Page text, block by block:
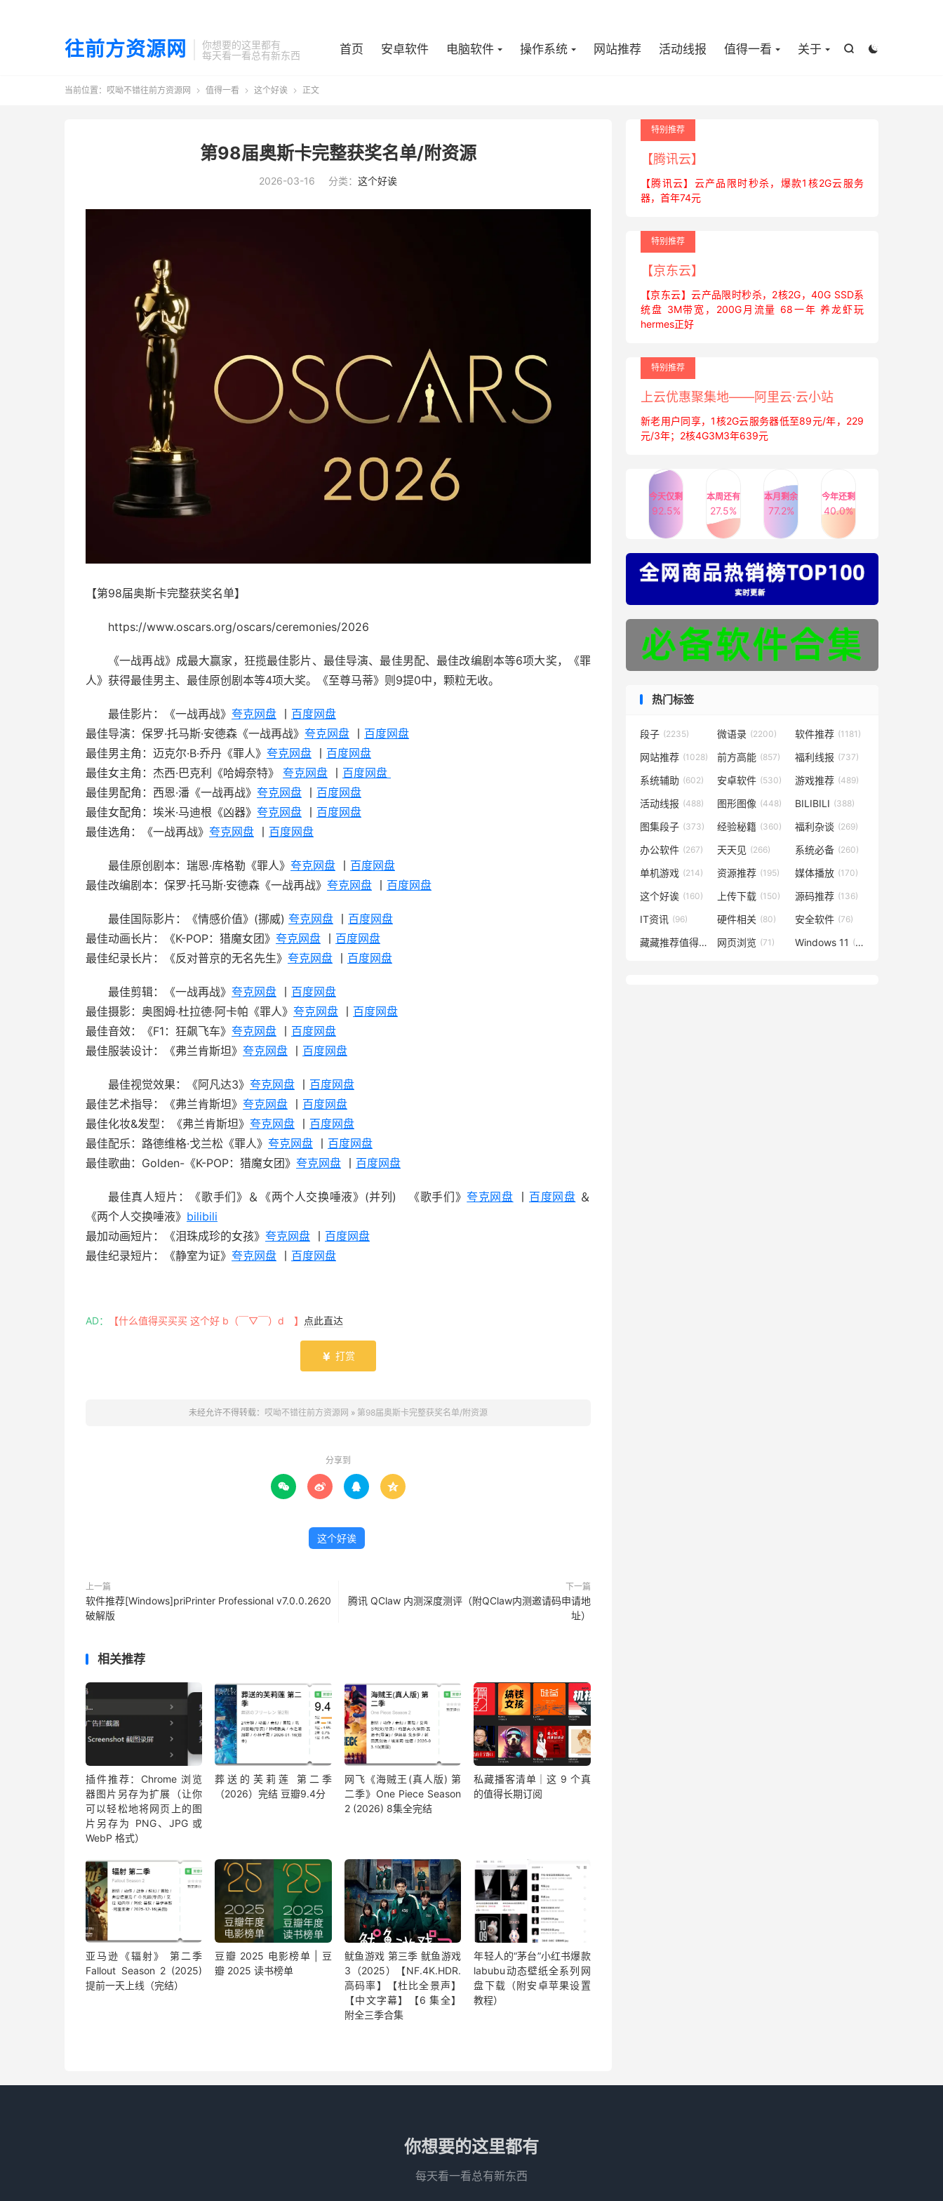
往前方资源网
你想要的这里都有
每天看一看总有新东西


首页 安卓软件 电脑软件 操作系统 网站推荐 活动线报 值得一看 关于
当前位置： 哎呦不错往前方资源网  值得一看  这个好诶  正文
第98届奥斯卡完整获奖名单/附资源
2026-03-16 分类： 这个好诶
【第98届奥斯卡完整获奖名单】
https://www.oscars.org/oscars/ceremonies/2026
《一战再战》成最大赢家，狂揽最佳影片、最佳导演、最佳男配、最佳改编剧本等6项大奖，《罪
人》获得最佳男主、最佳原创剧本等4项大奖。《至尊马蒂》则9提0中，颗粒无收。
最佳影片：《一战再战》 夸克网盘 丨 百度网盘
最佳导演：保罗·托马斯·安德森《一战再战》 夸克网盘 丨 百度网盘
最佳男主角：迈克尔·B·乔丹《罪人》 夸克网盘 丨 百度网盘
最佳女主角：杰西·巴克利《哈姆奈特》 夸克网盘 丨 百度网盘
最佳男配角：西恩·潘《一战再战》 夸克网盘 丨 百度网盘
最佳女配角：埃米·马迪根《凶器》 夸克网盘 丨 百度网盘
最佳选角：《一战再战》 夸克网盘 丨 百度网盘
最佳原创剧本：瑞恩·库格勒《罪人》 夸克网盘 丨 百度网盘
最佳改编剧本：保罗·托马斯·安德森《一战再战》 夸克网盘 丨 百度网盘
最佳国际影片：《情感价值》(挪威) 夸克网盘 丨 百度网盘
最佳动画长片：《K-POP：猎魔女团》 夸克网盘 丨 百度网盘
最佳纪录长片：《反对普京的无名先生》 夸克网盘 丨 百度网盘
最佳剪辑：《一战再战》 夸克网盘 丨 百度网盘
最佳摄影：奥图姆·杜拉德·阿卡帕《罪人》 夸克网盘 丨 百度网盘
最佳音效：《F1：狂飙飞车》 夸克网盘 丨 百度网盘
最佳服装设计：《弗兰肯斯坦》 夸克网盘 丨 百度网盘
最佳视觉效果：《阿凡达3》 夸克网盘 丨 百度网盘
最佳艺术指导：《弗兰肯斯坦》 夸克网盘 丨 百度网盘
最佳化妆&发型：《弗兰肯斯坦》 夸克网盘 丨 百度网盘
最佳配乐：路德维格·戈兰松《罪人》 夸克网盘 丨 百度网盘
最佳歌曲：Golden-《K-POP：猎魔女团》 夸克网盘 丨 百度网盘
最佳真人短片：《歌手们》＆《两个人交换唾液》(并列) 《歌手们》夸克网盘 丨 百度网盘 ＆
《两个人交换唾液》 bilibili
最加动画短片：《泪珠成珍的女孩》 夸克网盘 丨 百度网盘
最佳纪录短片：《静室为证》 夸克网盘 丨 百度网盘
AD： 【什么值得买买买 这个好 b（￣▽￣）d 】 点此直达
 打赏
未经允许不得转载： 哎呦不错往前方资源网 » 第98届奥斯卡完整获奖名单/附资源
分享到
   
这个好诶
上一篇
软件推荐[Windows]priPrinter Professional v7.0.0.2620
破解版
下一篇
腾讯 QClaw 内测深度测评（附QClaw内测邀请码申请地
址）
相关推荐
插件推荐：Chrome 浏览
器图片另存为扩展（让你
可以轻松地将网页上的图
片另存为 PNG、JPG 或
WebP 格式）
葬送的芙莉莲 第二季
（2026）完结 豆瓣9.4分
网飞《海贼王(真人版) 第
二季》One Piece Season
2 (2026) 8集全完结
私藏播客清单｜这 9 个真
的值得长期订阅
亚马逊《辐射》 第二季
Fallout Season 2 (2025)
提前一天上线（完结）
豆瓣 2025 电影榜单 | 豆
瓣 2025 读书榜单
鱿鱼游戏 第三季 鱿鱼游戏
3（2025）【NF.4K.HDR.
高码率】【杜比全景声】
【中文字幕】【6 集全】
附全三季合集
年轻人的“茅台”小红书爆款
labubu动态壁纸全系列网
盘下载（附安卓苹果设置
教程）
特别推荐
【腾讯云】
【腾讯云】云产品限时秒杀，爆款1核2G云服务
器，首年74元
特别推荐
【京东云】
【京东云】云产品限时秒杀，2核2G，40G SSD系
统盘 3M带宽，200G月流量 68一年 养龙虾玩
hermes正好
特别推荐
上云优惠聚集地——阿里云·云小站
新老用户同享，1核2G云服务器低至89元/年，229
元/3年；2核4G3M3年639元
今天仅剩
92.5%
本周还有
27.5%
本月剩余
77.2%
今年还剩
40.0%
热门标签
段子 (2235) 微语录 (2200) 软件推荐 (1181)
网站推荐 (1028) 前方高能 (857) 福利线报 (737)
系统辅助 (602) 安卓软件 (530) 游戏推荐 (489)
活动线报 (488) 图形图像 (448) BILIBILI (388)
图集段子 (373) 经验秘籍 (360) 福利杂谈 (269)
办公软件 (267) 天天见 (266) 系统必备 (260)
单机游戏 (214) 资源推荐 (195) 媒体播放 (170)
这个好诶 (160) 上传下载 (150) 源码推荐 (136)
IT资讯 (96) 硬件相关 (80) 安全软件 (76)
藏藏推荐值得一看 (73)
网页浏览 (71) Windows 11 (49)
你想要的这里都有
每天看一看总有新东西